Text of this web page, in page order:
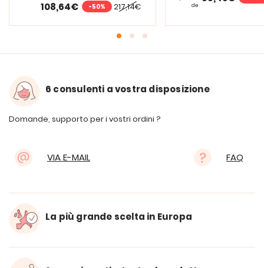
217,14€
108,64€ -50%
de
6 consulenti a vostra disposizione
Domande, supporto per i vostri ordini ?
VIA E-MAIL FAQ
La più grande scelta in Europa